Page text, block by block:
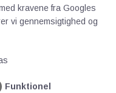
kravene fra Googles
vi gennemsigtighed og
Funktionel